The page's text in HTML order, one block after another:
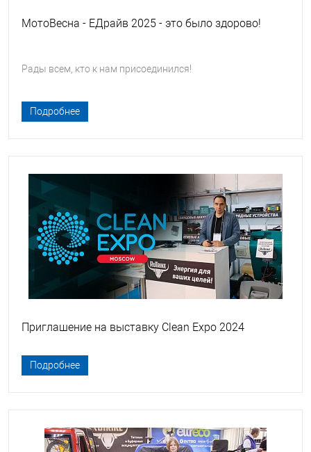
МотоВесна - ЕДрайв 2025 - это было здорово!
Рады всем, кто к нам присоединился!
Подробнее
Приглашение на выставку Clean Expo 2024
Подробнее